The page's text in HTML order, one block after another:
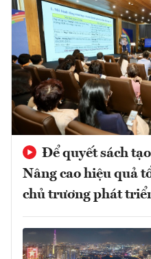
Để quyết sách
Nâng cao hiệu quả
chủ trương phát